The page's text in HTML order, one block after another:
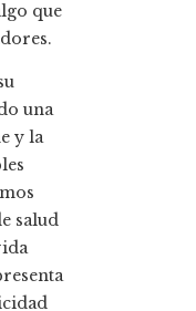
que
una
y la
salud